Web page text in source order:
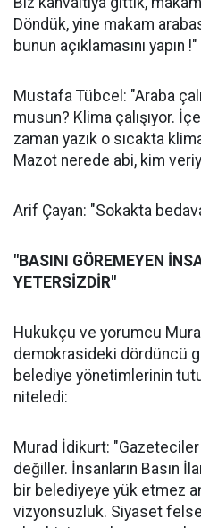
Döndük, yine makam
bunun açıklamasını yapın !"
Mustafa Tübcel: "Araba
musun? Klima çalışıyor.
zaman yazık o sıcakta
Mazot nerede abi, kim
Arif Çayan: "Sokakta
"BASINI GÖREMEYEN
YETERSİZDİR"
Hukukçu ve yorumcu
demokrasideki dördüncü
belediye yönetimlerinin
niteledi:
Murad İdikurt:
değiller. İnsanların Basın
bir belediyeye yük etmez
vizyonsuzluk. Siyaset